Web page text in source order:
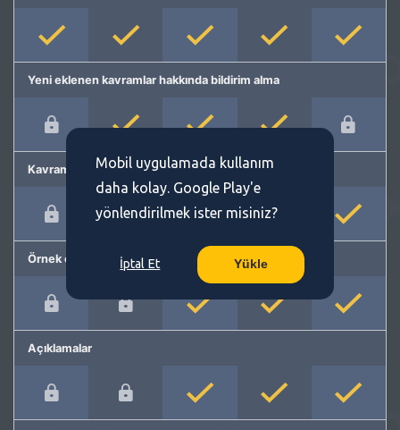
Yeni eklenen kavramlar hakkında bildirim alma
Kavram önerme
Örnek cümleler
Açıklamalar
Mobil uygulamada kullanım
daha kolay. Google Play'e
yönlendirilmek ister misiniz?
İptal Et Yükle